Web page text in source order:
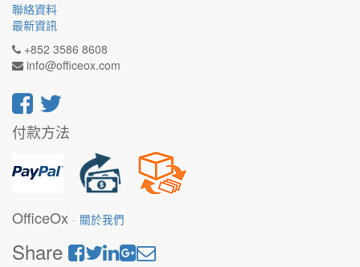
聯絡資料
最新資訊
+852 3586 8608
info@officeox.com
付款方法
OfficeOx - 關於我們
Share